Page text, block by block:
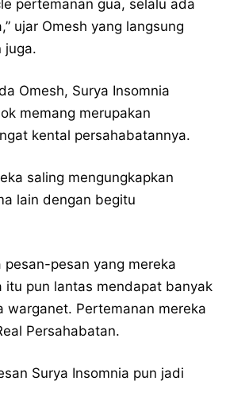
pertemanan gua, selalu ada
ujar Omesh yang langsung
juga.
Omesh, Surya Insomnia
memang merupakan
kental persahabatannya.
saling mengungkapkan
lain dengan begitu
pesan-pesan yang mereka
itu pun lantas mendapat banyak
warganet. Pertemanan mereka
Persahabatan.
Surya Insomnia pun jadi